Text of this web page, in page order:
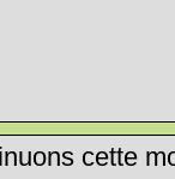
cette